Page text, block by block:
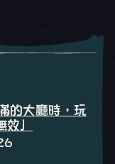
的大廳時，玩
」